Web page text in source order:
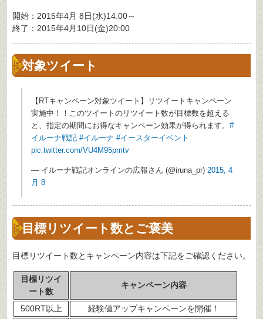
開始：2015年4月 8日(水)14:00～
終了：2015年4月10日(金)20:00
対象ツイート
【RTキャンペーン対象ツイート】リツイートキャンペーン
実施中！！このツイートのリツイート数が目標数を超える
と、指定の期間にお得なキャンペーン効果が得られます。 #
イルーナ戦記 #イルーナ #イースターイベント
pic.twitter.com/VU4M95pmtv
— イルーナ戦記オンラインの広報さん (@iruna_pr) 2015, 4
月 8
目標リツイート数とご褒美
目標リツイート数とキャンペーン内容は下記をご確認ください。
目標リツイ
ート数
キャンペーン内容
500RT以上
経験値アップキャンペーンを開催！